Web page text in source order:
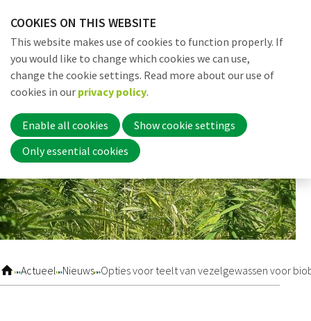
links
Jump
to
navigation
to
main
content
Actueel Nieuws Opties voor teelt van vezelgewassen voor
Home
COOKIES ON THIS WEBSITE
This website makes use of cookies to function properly. If
you would like to change which cookies we can use,
change the cookie settings. Read more about our use of
cookies in our privacy policy.
Enable all cookies
Show cookie settings
Only essential cookies